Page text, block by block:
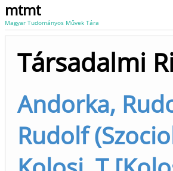
mtmt
Magyar Tudományos Művek Tára
Társadalmi
Andorka,
Rudolf